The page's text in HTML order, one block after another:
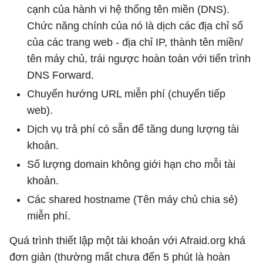
cạnh của hành vi hệ thống tên miền (DNS).
Chức năng chính của nó là dịch các địa chỉ số
của các trang web - địa chỉ IP, thành tên miền/
tên máy chủ, trái ngược hoàn toàn với tiến trình
DNS Forward.
Chuyển hướng URL miễn phí (chuyển tiếp
web).
Dịch vụ trả phí có sẵn để tăng dung lượng tài
khoản.
Số lượng domain không giới hạn cho mỗi tài
khoản.
Các shared hostname (Tên máy chủ chia sẻ)
miễn phí.
Quá trình thiết lập một tài khoản với Afraid.org khá
đơn giản (thường mất chưa đến 5 phút là hoàn